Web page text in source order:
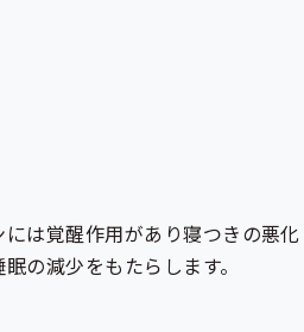
は覚醒作用があり寝つきの悪化
の減少をもたらします。